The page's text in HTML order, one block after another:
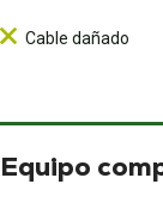
Cable dañado
Equipo